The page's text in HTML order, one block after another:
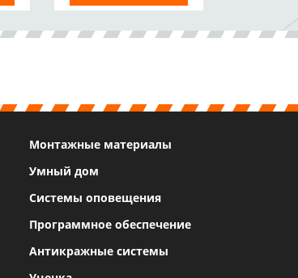
Монтажные материалы
Умный дом
Системы оповещения
Программное обеспечение
Антикражные системы